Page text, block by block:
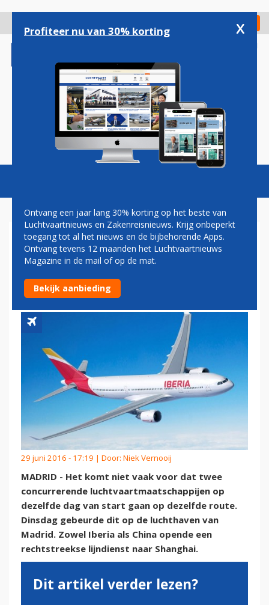
gaan
Check in
Magazine Podcasts Vacatures
IBERIA EN CHINA EASTERN
BEIDE VAN START MET
MADRID-SHANGHAI
29 juni 2016 - 17:19 | Door: Niek Vernooij
MADRID - Het komt niet vaak voor dat twee
concurrerende luchtvaartmaatschappijen op
dezelfde dag van start gaan op dezelfde route.
Dinsdag gebeurde dit op de luchthaven van
Madrid. Zowel Iberia als China opende een
rechtstreekse lijndienst naar Shanghai.
Dit artikel verder lezen?
Profiteer nu van 30% korting x
Ontvang een jaar lang 30% korting op het beste van
Luchtvaartnieuws en Zakenreisnieuws. Krijg onbeperkt
toegang tot al het nieuws en de bijbehorende Apps.
Ontvang tevens 12 maanden het Luchtvaartnieuws
Magazine in de mail of op de mat.
Bekijk aanbieding